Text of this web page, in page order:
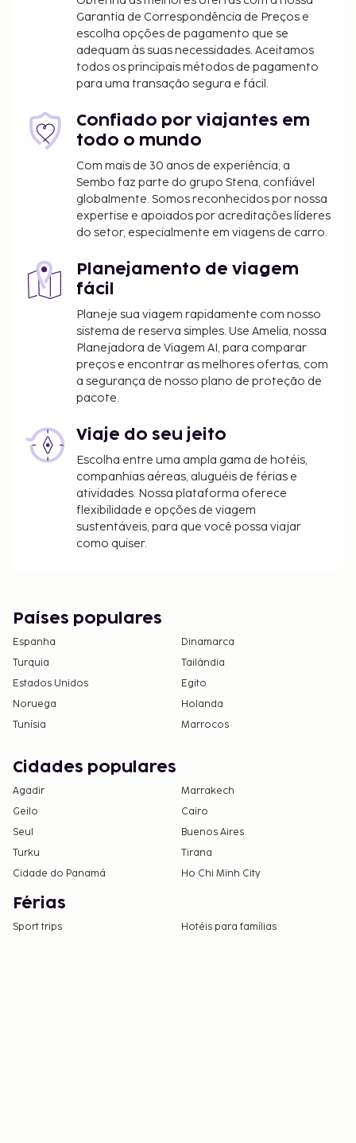
Garantia de Correspondência de Preços e
escolha opções de pagamento que se
adequam às suas necessidades. Aceitamos
todos os principais métodos de pagamento
para uma transação segura e fácil.
Confiado por viajantes em
todo o mundo
Com mais de 30 anos de experiência, a
Sembo faz parte do grupo Stena, confiável
globalmente. Somos reconhecidos por nossa
expertise e apoiados por acreditações líderes
do setor, especialmente em viagens de carro.
Planejamento de viagem
fácil
Planeje sua viagem rapidamente com nosso
sistema de reserva simples. Use Amelia, nossa
Planejadora de Viagem AI, para comparar
preços e encontrar as melhores ofertas, com
a segurança de nosso plano de proteção de
pacote.
Viaje do seu jeito
Escolha entre uma ampla gama de hotéis,
companhias aéreas, aluguéis de férias e
atividades. Nossa plataforma oferece
flexibilidade e opções de viagem
sustentáveis, para que você possa viajar
como quiser.
Países populares
Espanha
Dinamarca
Turquia
Tailândia
Estados Unidos
Egito
Noruega
Holanda
Tunísia
Marrocos
Cidades populares
Agadir
Marrakech
Geilo
Cairo
Seul
Buenos Aires
Turku
Tirana
Cidade do Panamá
Ho Chi Minh City
Férias
Sport trips Hotéis para famílias